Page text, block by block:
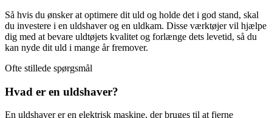
Så hvis du ønsker at optimere dit uld og holde det i god stand, skal
du investere i en uldshaver og en uldkam. Disse værktøjer vil hjælpe
dig med at bevare uldtøjets kvalitet og forlænge dets levetid, så du
kan nyde dit uld i mange år fremover.
Ofte stillede spørgsmål
Hvad er en uldshaver?
En uldshaver er en elektrisk maskine, der bruges til at fjerne